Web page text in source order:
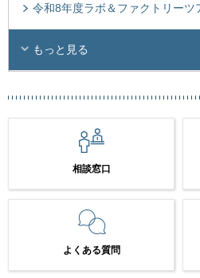
令和8年度ラボ＆ファクトリーツ
もっと見る
相談窓口
よくある質問